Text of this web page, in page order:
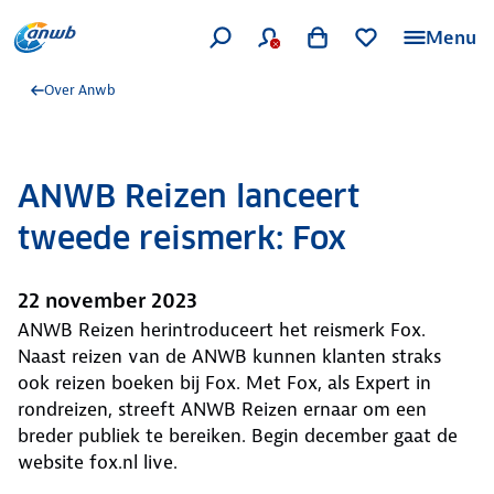
Menu
Over Anwb
ANWB Reizen lanceert
tweede reismerk: Fox
22 november 2023
ANWB Reizen herintroduceert het reismerk Fox.
Naast reizen van de ANWB kunnen klanten straks
ook reizen boeken bij Fox. Met Fox, als Expert in
rondreizen, streeft ANWB Reizen ernaar om een
breder publiek te bereiken. Begin december gaat de
website fox.nl live.